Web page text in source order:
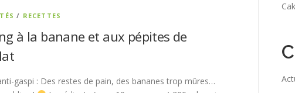
/ RECETTES
à la banane et aux pépites de
gaspi : Des restes de pain, des bananes trop mûres…